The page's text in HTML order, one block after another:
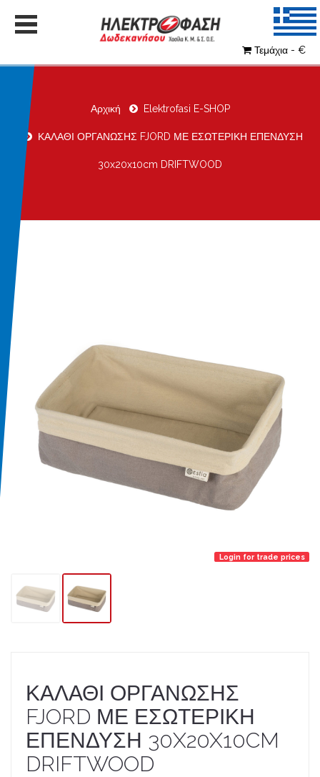
Τεμάχια - €
Αρχική Elektrofasi E-SHOP
ΚΑΛΑΘΙ ΟΡΓΑΝΩΣΗΣ FJORD ΜΕ ΕΣΩΤΕΡΙΚΗ ΕΠΕΝΔΥΣΗ
30x20x10cm DRIFTWOOD
Login for trade prices
ΚΑΛΑΘΙ ΟΡΓΑΝΩΣΗΣ
FJORD ΜΕ ΕΣΩΤΕΡΙΚΗ
ΕΠΕΝΔΥΣΗ 30X20X10CM
DRIFTWOOD